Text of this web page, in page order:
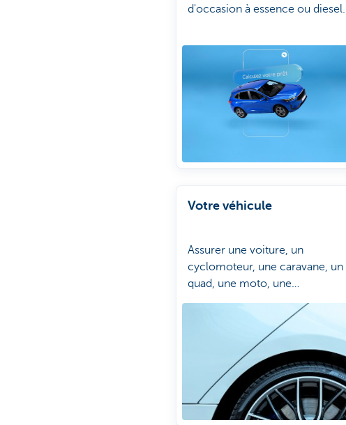
d'occasion à essence ou diesel.
Votre véhicule
Assurer une voiture, un
cyclomoteur, une caravane, un
quad, une moto, une
camionnette ou un bateau?
Chez CBC, assurez n’importe
quel véhicule contre tous les